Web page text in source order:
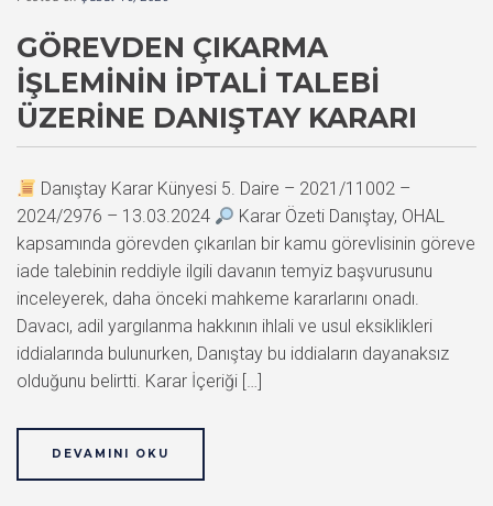
GÖREVDEN ÇIKARMA
İŞLEMININ İPTALI TALEBI
ÜZERINE DANIŞTAY KARARI
Danıştay Karar Künyesi 5. Daire – 2021/11002 –
2024/2976 – 13.03.2024
Karar Özeti Danıştay, OHAL
kapsamında görevden çıkarılan bir kamu görevlisinin göreve
iade talebinin reddiyle ilgili davanın temyiz başvurusunu
inceleyerek, daha önceki mahkeme kararlarını onadı.
Davacı, adil yargılanma hakkının ihlali ve usul eksiklikleri
iddialarında bulunurken, Danıştay bu iddiaların dayanaksız
olduğunu belirtti. Karar İçeriği […]
DEVAMINI OKU